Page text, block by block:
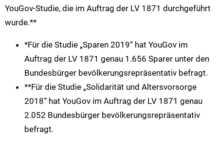
YouGov-Studie, die im Auftrag der LV 1871 durchgeführt
wurde.**
*Für die Studie „Sparen 2019“ hat YouGov im
Auftrag der LV 1871 genau 1.656 Sparer unter den
Bundesbürger bevölkerungsrepräsentativ befragt.
**Für die Studie „Solidarität und Altersvorsorge
2018“ hat YouGov im Auftrag der LV 1871 genau
2.052 Bundesbürger bevölkerungsrepräsentativ
befragt.